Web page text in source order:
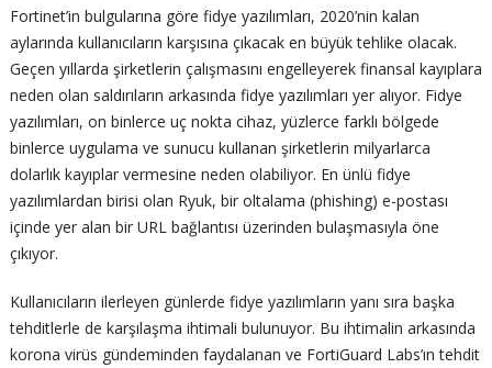
Fortinet’in bulgularına göre fidye yazılımları, 2020’nin kalan
aylarında kullanıcıların karşısına çıkacak en büyük tehlike olacak.
Geçen yıllarda şirketlerin çalışmasını engelleyerek finansal kayıplara
neden olan saldırıların arkasında fidye yazılımları yer alıyor. Fidye
yazılımları, on binlerce uç nokta cihaz, yüzlerce farklı bölgede
binlerce uygulama ve sunucu kullanan şirketlerin milyarlarca
dolarlık kayıplar vermesine neden olabiliyor. En ünlü fidye
yazılımlardan birisi olan Ryuk, bir oltalama (phishing) e-postası
içinde yer alan bir URL bağlantısı üzerinden bulaşmasıyla öne
çıkıyor.
Kullanıcıların ilerleyen günlerde fidye yazılımların yanı sıra başka
tehditlerle de karşılaşma ihtimali bulunuyor. Bu ihtimalin arkasında
korona virüs gündeminden faydalanan ve FortiGuard Labs’ın tehdit